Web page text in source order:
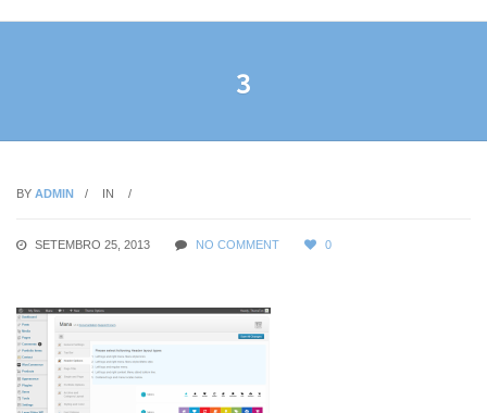
3
BY ADMIN IN
SETEMBRO 25, 2013 NO COMMENT 0